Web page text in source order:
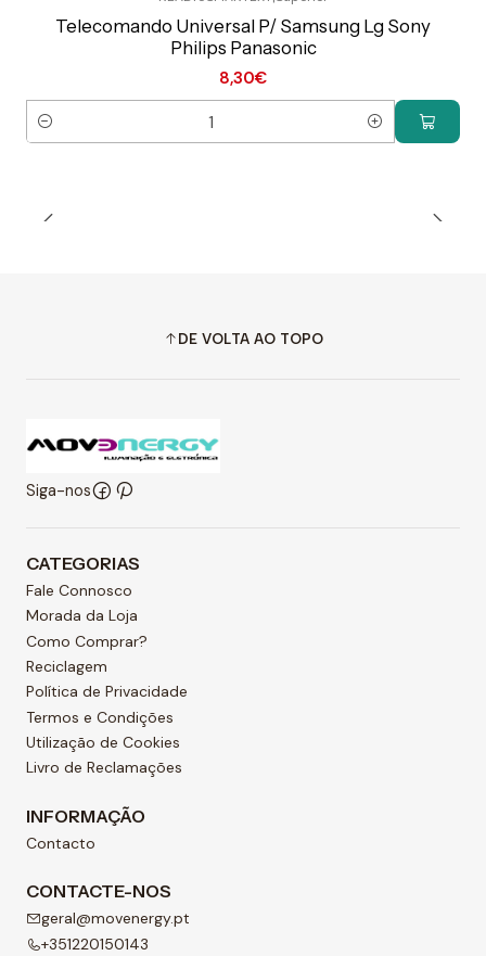
Telecomando Universal P/ Samsung Lg Sony
Philips Panasonic
8,30€
Quantidade
DE VOLTA AO TOPO
Siga-nos
CATEGORIAS
Fale Connosco
Morada da Loja
Como Comprar?
Reciclagem
Política de Privacidade
Termos e Condições
Utilização de Cookies
Livro de Reclamações
INFORMAÇÃO
Contacto
CONTACTE-NOS
geral@movenergy.pt
+351220150143